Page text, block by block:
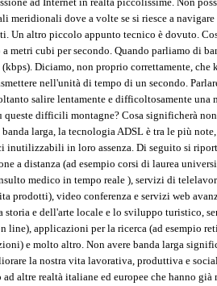
meridionali dove a volte se si riesce a
Un altro piccolo appunto tecnico è dovuto.
metri cubi per secondo. Quando parliamo di
Diciamo, non proprio correttamente, che
nell'unità di tempo di un secondo.
salire lentamente e difficoltosamente una
difficili montagne? Cosa significherà non
larga, la tecnologia ADSL è tra le più
in loro assenza. Di seguito si
a distanza (ad esempio corsi di laurea
medico in tempo reale ), servizi di
prodotti), video conferenza e servizi web
e dell'arte locale e lo sviluppo turistico,
line), applicazioni per la ricerca (ad esempio
e molto altro. Non avere banda larga
la nostra vita lavorativa, produttiva e
altre realtà italiane ed europee che hanno